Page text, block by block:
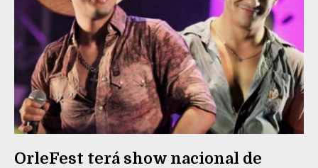
OrleFest terá show nacional de